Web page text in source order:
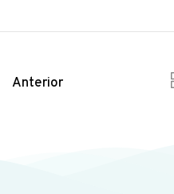
Anterior